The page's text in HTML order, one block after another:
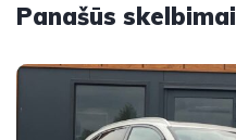
Panašūs skelbimai